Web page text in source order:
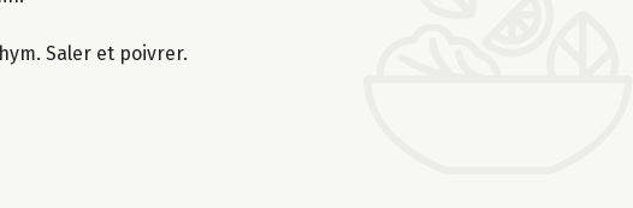
Saler et poivrer.